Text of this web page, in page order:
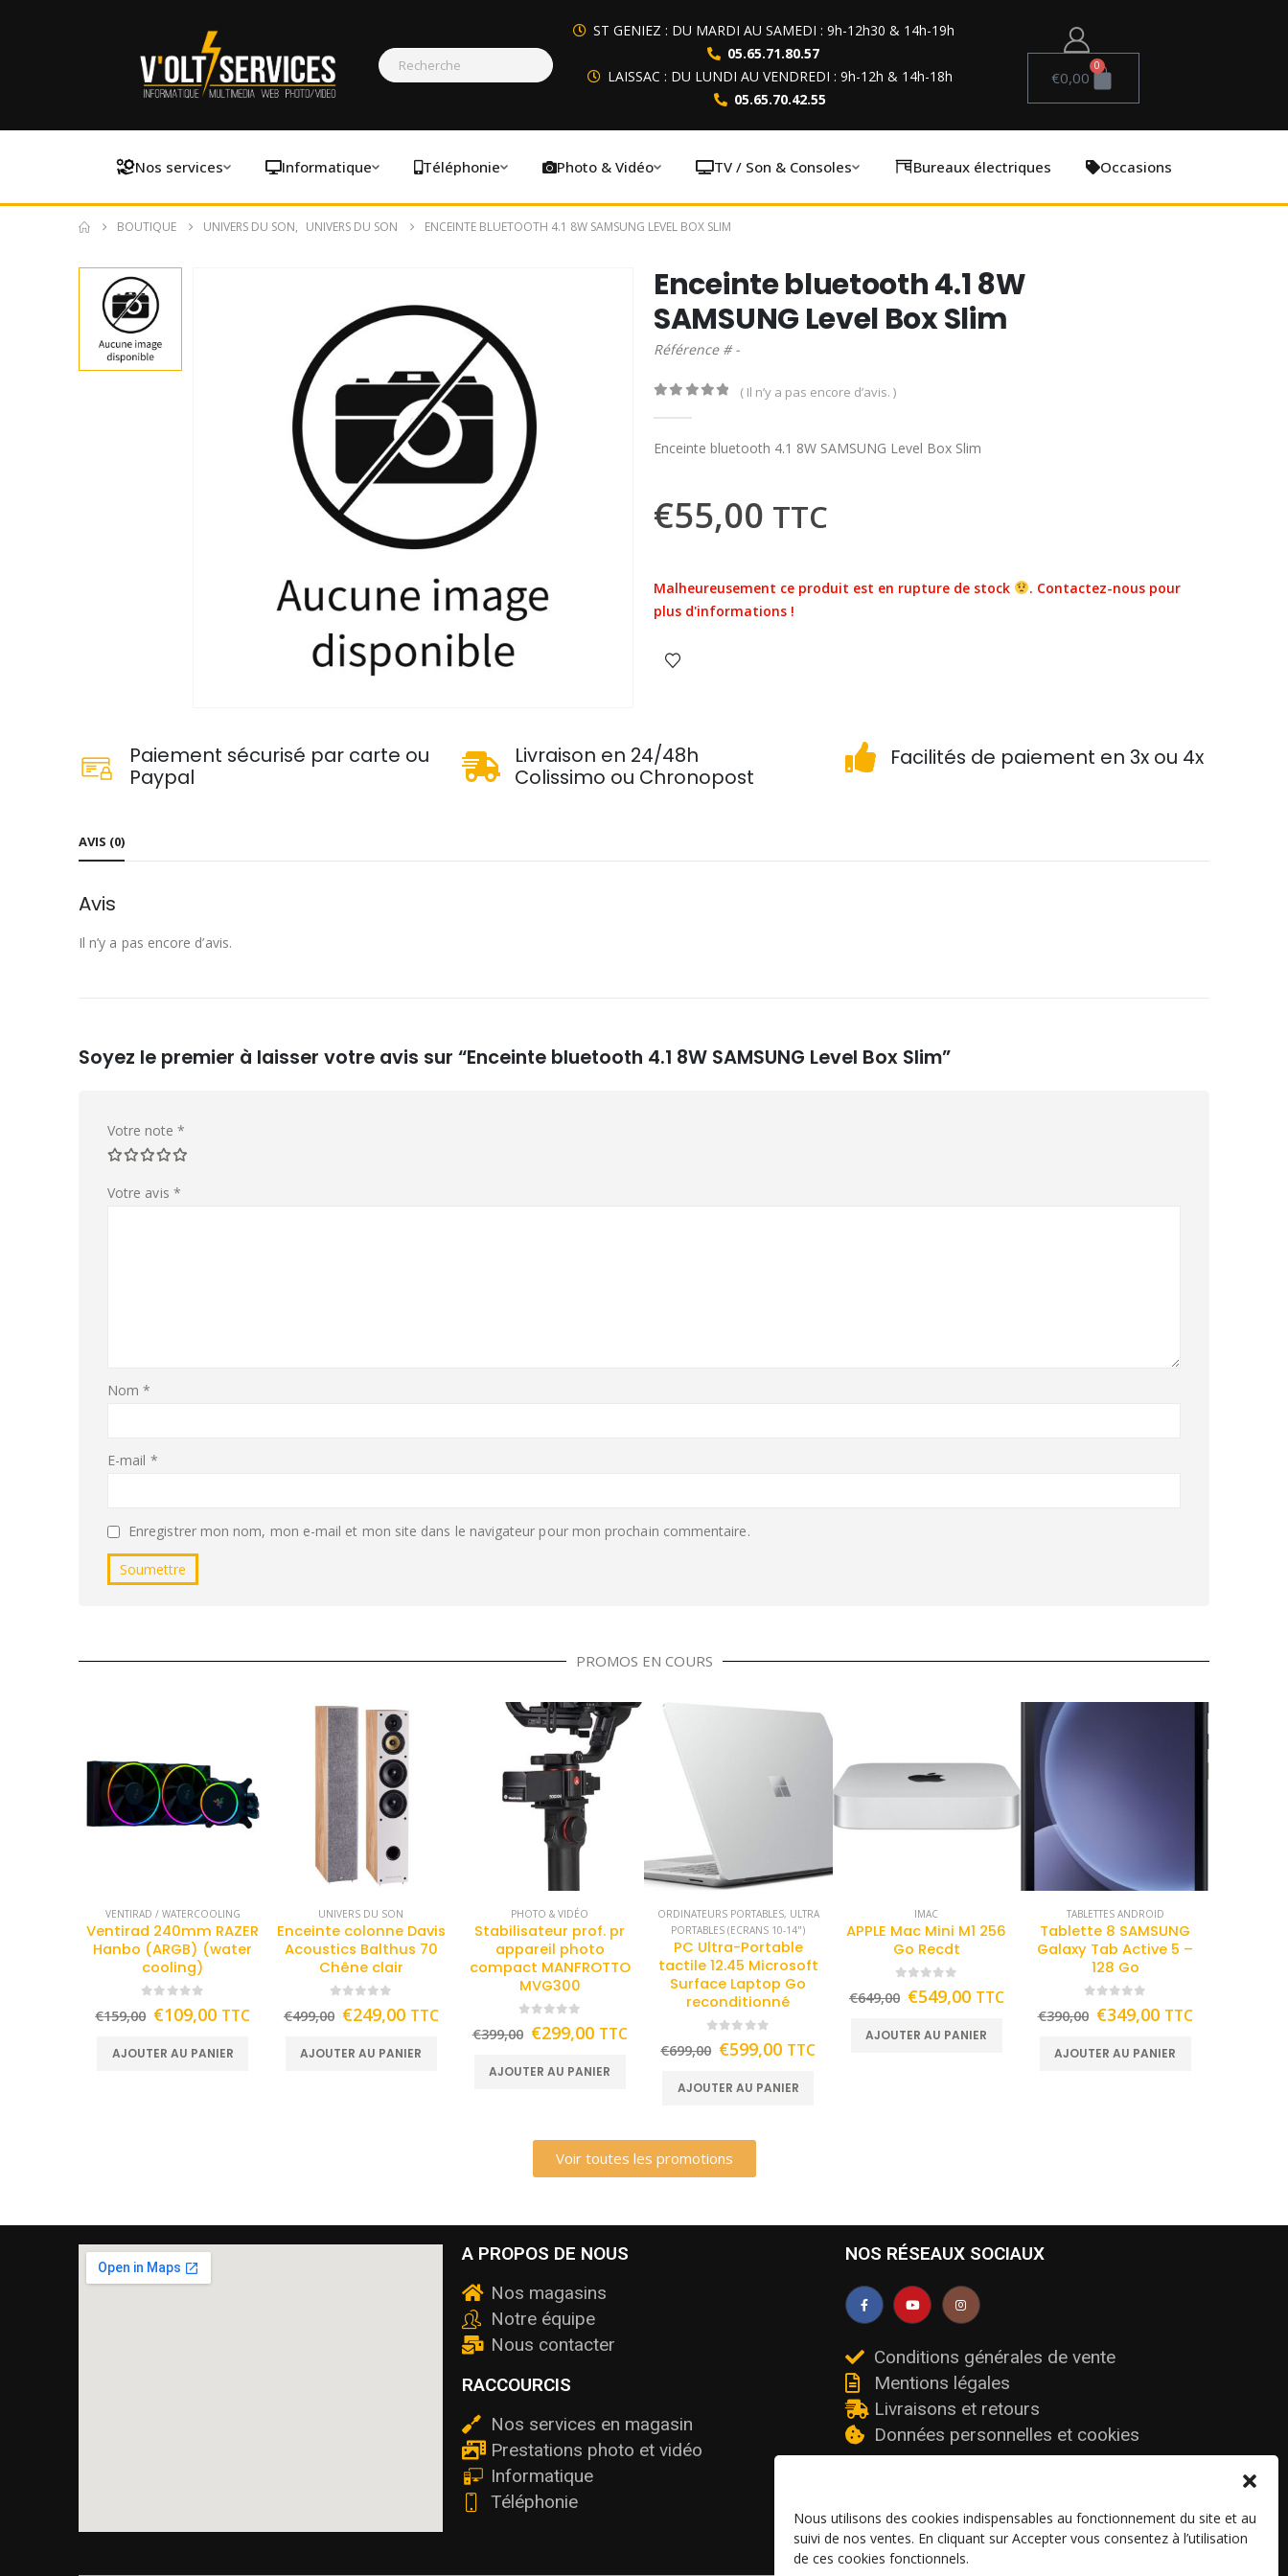
Nous utilisons des cookies indispensables au fonctionnement du site et au
suivi de nos ventes. En cliquant sur Accepter vous consentez à l’utilisation
de ces cookies fonctionnels.
ST GENIEZ : DU MARDI AU SAMEDI : 9h-12h30 & 14h-19h
05.65.71.80.57
LAISSAC : DU LUNDI AU VENDREDI : 9h-12h & 14h-18h
05.65.70.42.55
€0,00
0
Nos services Informatique Téléphonie Photo & Vidéo TV / Son & Consoles Bureaux électriques Occasions
BOUTIQUE UNIVERS DU SON, UNIVERS DU SON ENCEINTE BLUETOOTH 4.1 8W SAMSUNG LEVEL BOX SLIM
Enceinte bluetooth 4.1 8W
SAMSUNG Level Box Slim
Référence # -
( Il n’y a pas encore d’avis. )
Enceinte bluetooth 4.1 8W SAMSUNG Level Box Slim
€55,00 TTC
Malheureusement ce produit est en rupture de stock
. Contactez-nous pour
plus d'informations !
Paiement sécurisé par carte ou
Paypal
Livraison en 24/48h
Colissimo ou Chronopost
Facilités de paiement en 3x ou 4x
AVIS (0)
Avis
Il n’y a pas encore d’avis.
Soyez le premier à laisser votre avis sur “Enceinte bluetooth 4.1 8W SAMSUNG Level Box Slim”
Votre note *
Votre avis *
Nom*
E-mail *
Enregistrer mon nom, mon e-mail et mon site dans le navigateur pour mon prochain commentaire.
PROMOS EN COURS
VENTIRAD / WATERCOOLING
Ventirad 240mm RAZER
Hanbo (ARGB) (water
cooling)
€159,00 €109,00 TTC
AJOUTER AU PANIER
UNIVERS DU SON
Enceinte colonne Davis
Acoustics Balthus 70
Chêne clair
€499,00 €249,00 TTC
AJOUTER AU PANIER
PHOTO & VIDÉO
Stabilisateur prof. pr
appareil photo
compact MANFROTTO
MVG300
€399,00 €299,00 TTC
AJOUTER AU PANIER
ORDINATEURS PORTABLES, ULTRA
PORTABLES (ECRANS 10-14")
PC Ultra-Portable
tactile 12.45 Microsoft
Surface Laptop Go
reconditionné
€699,00 €599,00 TTC
AJOUTER AU PANIER
IMAC
APPLE Mac Mini M1 256
Go Recdt
€649,00 €549,00 TTC
AJOUTER AU PANIER
TABLETTES ANDROID
Tablette 8 SAMSUNG
Galaxy Tab Active 5 –
128 Go
€390,00 €349,00 TTC
AJOUTER AU PANIER
Voir toutes les promotions
A PROPOS DE NOUS
Nos magasins
Notre équipe
Nous contacter
RACCOURCIS
Nos services en magasin
Prestations photo et vidéo
Informatique
Téléphonie
NOS RÉSEAUX SOCIAUX
Conditions générales de vente
Mentions légales
Livraisons et retours
Données personnelles et cookies